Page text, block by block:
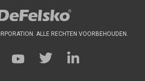
ALLE RECHTEN VOORBEHOUDEN.